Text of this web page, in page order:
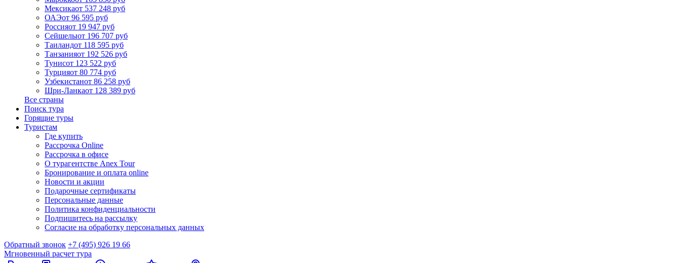
Мексикаот 537 248 руб
ОАЭот 96 595 руб
Россияот 19 947 руб
Сейшелыот 196 707 руб
Таиландот 118 595 руб
Танзанияот 192 526 руб
Тунисот 123 522 руб
Турцияот 80 774 руб
Узбекистанот 86 258 руб
Шри-Ланкаот 128 389 руб
Все страны
Поиск тура
Горящие туры
Туристам
Где купить
Рассрочка Online
Рассрочка в офисе
О турагентстве Anex Tour
Бронирование и оплата online
Новости и акции
Подарочные сертификаты
Персональные данные
Политика конфиденциальности
Подпишитесь на рассылку
Согласие на обработку персональных данных
Обратный звонок +7 (495) 926 19 66
Мгновенный расчет тура